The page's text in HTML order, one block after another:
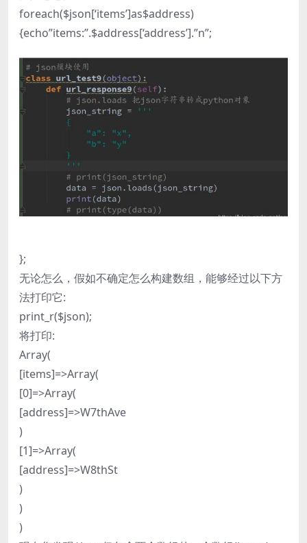
foreach($json[‘items’]as$address)
{echo”items:”.$address[‘address’].”n”;
};
无论怎么，假如不确定怎么构建数组，能够经过以下方
法打印它:
print_r($json);
将打印:
Array(
[items]=>Array(
[0]=>Array(
[address]=>W7thAve
)
[1]=>Array(
[address]=>W8thSt
)
)
)